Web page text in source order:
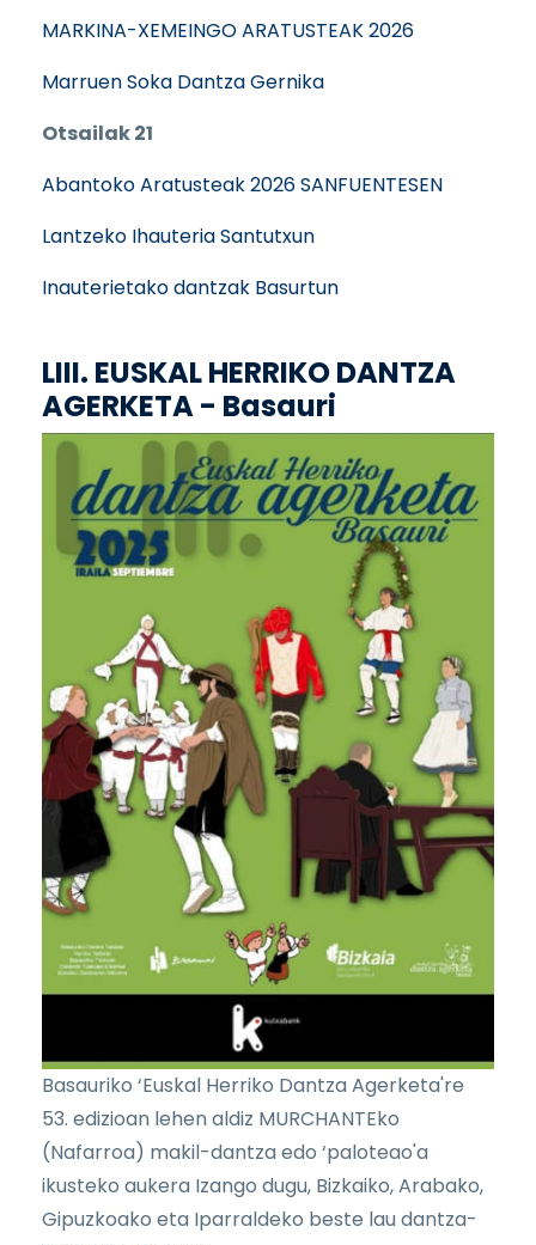
MARKINA-XEMEINGO ARATUSTEAK 2026
Marruen Soka Dantza Gernika
Otsailak 21
Abantoko Aratusteak 2026 SANFUENTESEN
Lantzeko Ihauteria Santutxun
Inauterietako dantzak Basurtun
LIII. EUSKAL HERRIKO DANTZA
AGERKETA - Basauri
Basauriko ‘Euskal Herriko Dantza Agerketa're
53. edizioan lehen aldiz MURCHANTEko
(Nafarroa) makil-dantza edo ‘paloteao'a
ikusteko aukera Izango dugu, Bizkaiko, Arabako,
Gipuzkoako eta Iparraldeko beste lau dantza-